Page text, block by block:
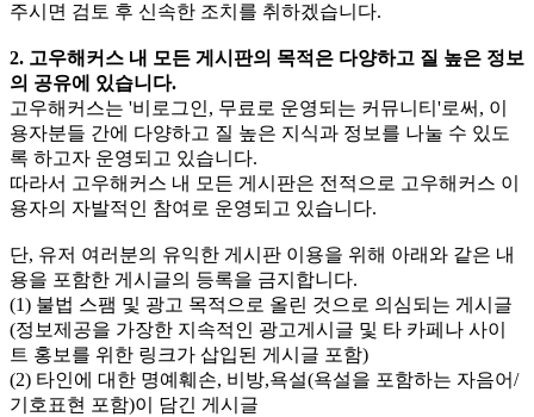
주시면 검토 후 신속한 조치를 취하겠습니다.
2. 고우해커스 내 모든 게시판의 목적은 다양하고 질 높은 정보
의 공유에 있습니다.
고우해커스는 '비로그인, 무료로 운영되는 커뮤니티'로써, 이
용자분들 간에 다양하고 질 높은 지식과 정보를 나눌 수 있도
록 하고자 운영되고 있습니다.
따라서 고우해커스 내 모든 게시판은 전적으로 고우해커스 이
용자의 자발적인 참여로 운영되고 있습니다.
단, 유저 여러분의 유익한 게시판 이용을 위해 아래와 같은 내
용을 포함한 게시글의 등록을 금지합니다.
(1) 불법 스팸 및 광고 목적으로 올린 것으로 의심되는 게시글
(정보제공을 가장한 지속적인 광고게시글 및 타 카페나 사이
트 홍보를 위한 링크가 삽입된 게시글 포함)
(2) 타인에 대한 명예훼손, 비방,욕설(욕설을 포함하는 자음어/
기호표현 포함)이 담긴 게시글